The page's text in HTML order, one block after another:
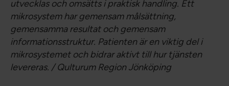
utvecklas och omsätts i praktisk handling. Ett
mikrosystem har gemensam målsättning,
gemensamma resultat och gemensam
informationsstruktur. Patienten är en viktig del i
mikrosystemet och bidrar aktivt till hur tjänsten
levereras. / Qulturum Region Jönköping